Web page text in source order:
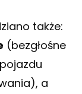
także:
(bezgłośne
a